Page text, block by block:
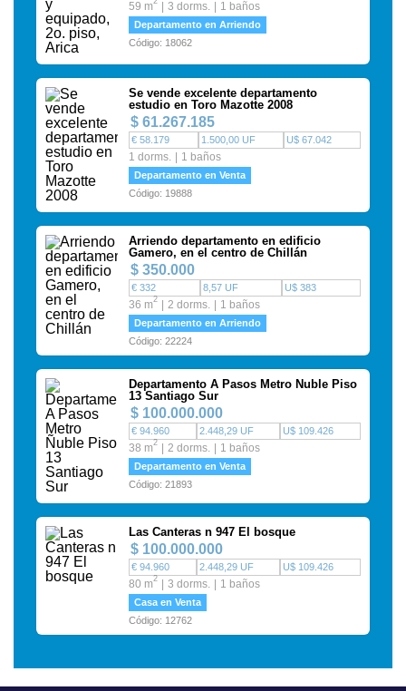
59 m 3 dorms. 1 baños
Departamento en Arriendo
Código: 18062
Se vende excelente departamento
estudio en Toro Mazotte 2008
$ 61.267.185
€ 58.179 1.500,00 UF U$ 67.042
1 dorms. 1 baños
Departamento en Venta
Código: 19888
Arriendo departamento en edificio
Gamero, en el centro de Chillán
$ 350.000
€ 332 8,57 UF U$ 383
36 m2 2 dorms. 1 baños
Departamento en Arriendo
Código: 22224
Departamento A Pasos Metro Ñuble Piso
13 Santiago Sur
$ 100.000.000
€ 94.960 2.448,29 UF U$ 109.426
38 m2 2 dorms. 1 baños
Departamento en Venta
Código: 21893
Las Canteras n 947 El bosque
$ 100.000.000
€ 94.960 2.448,29 UF U$ 109.426
80 m2 3 dorms. 1 baños
Casa en Venta
Código: 12762